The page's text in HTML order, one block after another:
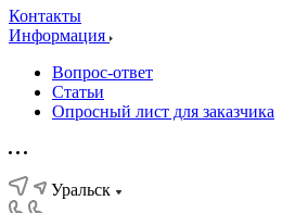
Контакты
Информация
Вопрос-ответ
Статьи
Опросный лист для заказчика
Уральск